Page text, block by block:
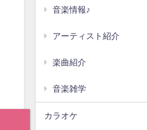
音楽情報♪
アーティスト紹介
楽曲紹介
音楽雑学
カラオケ